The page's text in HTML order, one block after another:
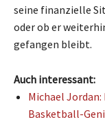
seine finanzielle
oder ob er
gefangen bleibt.
Auch interessant:
Michael Jordan:
Basketball-